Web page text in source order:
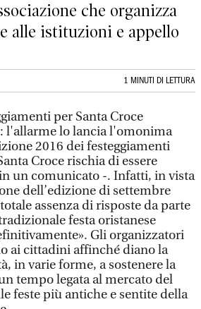
che organizza
alle istituzioni e appello
1 MINUTI DI LETTURA
per Santa Croce
l'allarme lo lancia l'omonima
2016 dei festeggiamenti
Croce rischia di essere
un comunicato -. Infatti, in vista
dell’edizione di settembre
assenza di risposte da parte
festa oristanese
Gli organizzatori
ai cittadini affinché diano la
in varie forme, a sostenere la
tempo legata al mercato del
feste più antiche e sentite della